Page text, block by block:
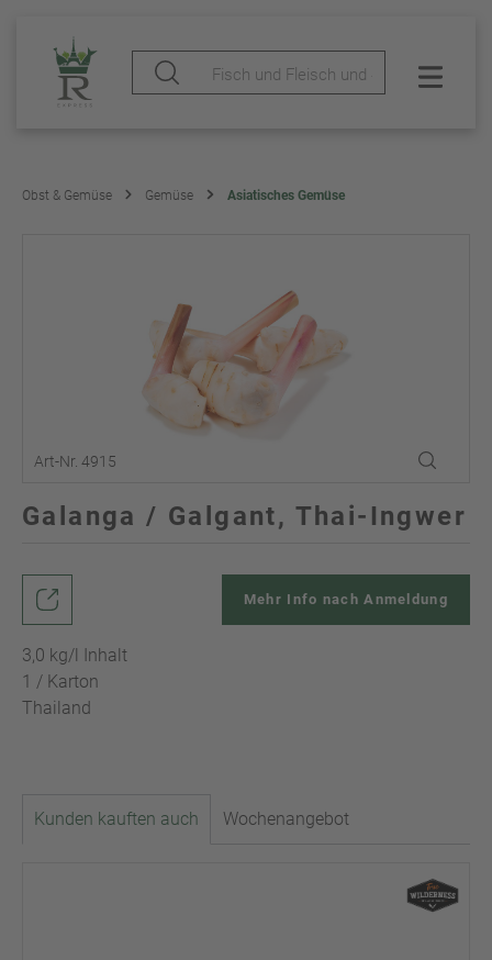
Obst & Gemüse Gemüse Asiatisches Gemüse
Art-Nr. 4915
Galanga / Galgant, Thai-Ingwer
3,0 kg/l Inhalt
1 / Karton
Thailand
Mehr Info nach Anmeldung
Kunden kauften auch Wochenangebot